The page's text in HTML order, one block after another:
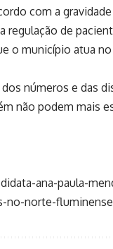
com a gravidade
regulação de
o município atua
números e das
não podem mais
ana-paula-
no-norte-